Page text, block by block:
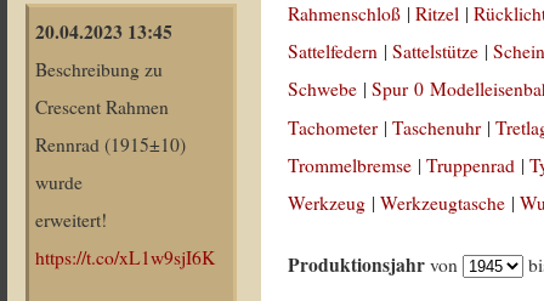
20.04.2023 13:45
Beschreibung zu
Crescent Rahmen
Rennrad (1915±10)
wurde
erweitert!
https://t.co/xL1w9sjI6K
Rahmenschloß |Ritzel |
Sattelfedern |Sattelstütze |
Schwebe |Spur 0
Tachometer |Taschenuhr |
Trommelbremse |Truppenrad |
Werkzeug |Werkzeugtasche |
Produktionsjahr von